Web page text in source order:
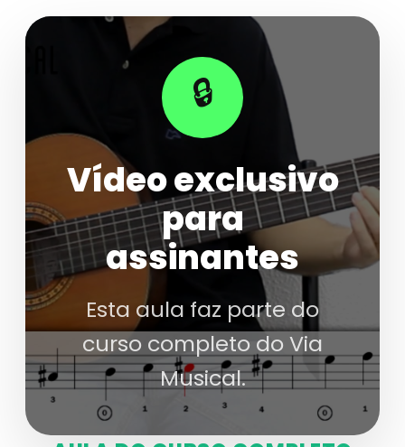
🔒
Vídeo exclusivo
para
assinantes
Esta aula faz parte do
curso completo do Via
Musical.